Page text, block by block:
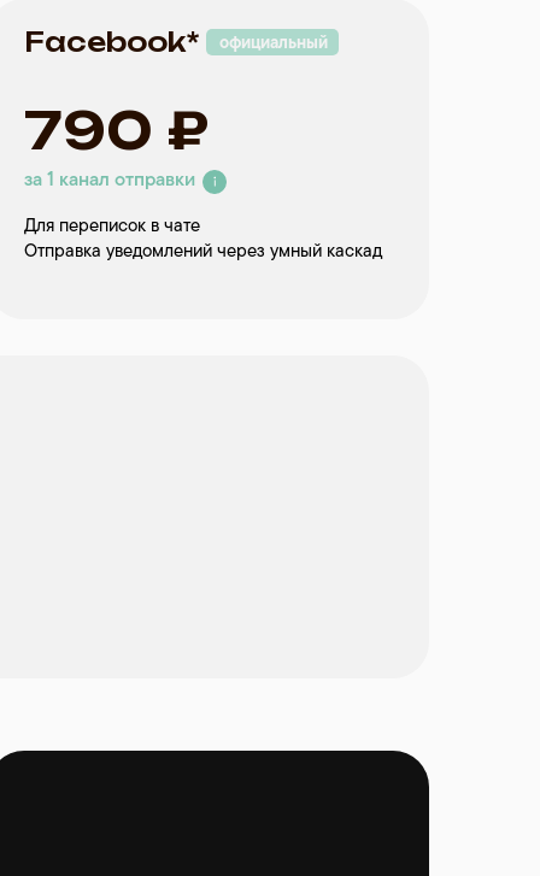
Facebook*
790 ₽
за 1 канал отправки
Для переписок в чате
Отправка уведомлений через умный каскад
официальный